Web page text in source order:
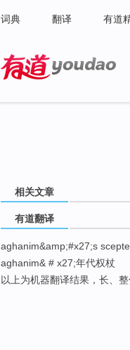
词典 翻译 有道
相关文章
有道翻译
aghanim&amp;#x27;s
aghanim& # x27;年代权杖
以上为机器翻译结果，长、